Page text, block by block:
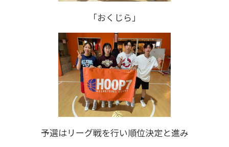
「おくじら」
予選はリーグ戦を行い順位決定と進み